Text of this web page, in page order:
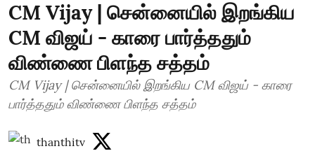
CM Vijay | சென்னையில் இறங்கிய
CM விஜய் - காரை பார்த்ததும்
விண்ணை பிளந்த சத்தம்
CM Vijay | சென்னையில் இறங்கிய CM விஜய் - காரை
பார்த்ததும் விண்ணை பிளந்த சத்தம்
thanthitv